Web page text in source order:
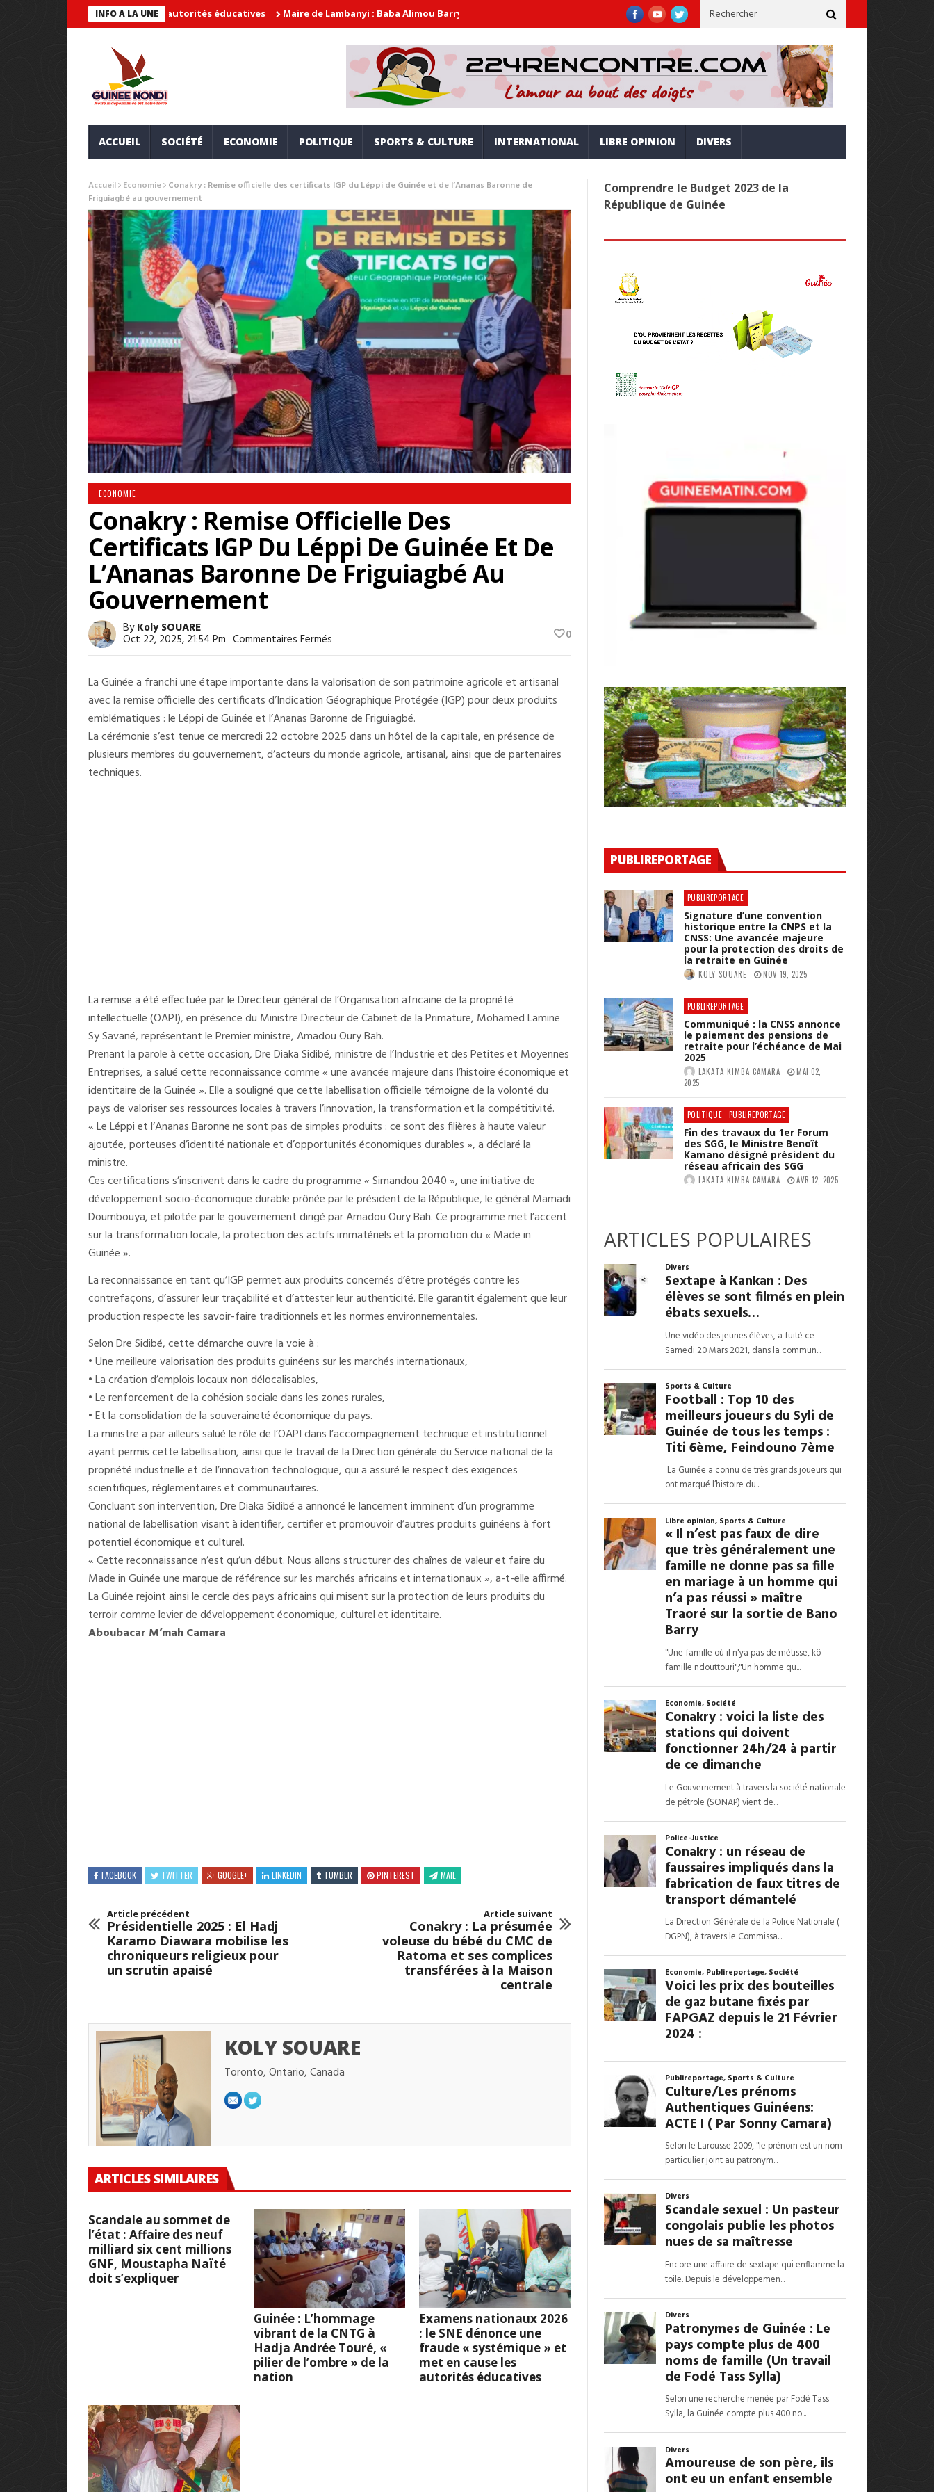
INFO A LA UNE
» et met en cause les autorités éducatives Maire de Lambanyi : Baba Alimou Barry promet une gouvernance moderne, inclusive et alignée sur la vision Simandou 2040 Administration publique :
ACCUEIL SOCIÉTÉ ECONOMIE POLITIQUE SPORTS & CULTURE INTERNATIONAL LIBRE OPINION DIVERS
Accueil Economie Conakry : Remise officielle des certificats IGP du Léppi de Guinée et de l’Ananas Baronne de
Friguiagbé au gouvernement
ECONOMIE
Conakry : Remise Officielle Des
Certificats IGP Du Léppi De Guinée Et De
L’Ananas Baronne De Friguiagbé Au
Gouvernement
ByKoly SOUARE
Oct 22, 2025, 21:54 Pm Commentaires Fermés
:
Officielle
Des
Certificats
IGP
Du
Léppi
De
Guinée
0
La Guinée a franchi une étape importante dans la valorisation de son patrimoine agricole et artisanal
avec la remise officielle des certificats d’Indication Géographique Protégée (IGP) pour deux produits
emblématiques : le Léppi de Guinée et l’Ananas Baronne de Friguiagbé.
La cérémonie s’est tenue ce mercredi 22 octobre 2025 dans un hôtel de la capitale, en présence de
plusieurs membres du gouvernement, d’acteurs du monde agricole, artisanal, ainsi que de partenaires
techniques.
La remise a été effectuée par le Directeur général de l’Organisation africaine de la propriété
intellectuelle (OAPI), en présence du Ministre Directeur de Cabinet de la Primature, Mohamed Lamine
Sy Savané, représentant le Premier ministre, Amadou Oury Bah.
Prenant la parole à cette occasion, Dre Diaka Sidibé, ministre de l’Industrie et des Petites et Moyennes
Entreprises, a salué cette reconnaissance comme « une avancée majeure dans l’histoire économique et
identitaire de la Guinée ». Elle a souligné que cette labellisation officielle témoigne de la volonté du
pays de valoriser ses ressources locales à travers l’innovation, la transformation et la compétitivité.
« Le Léppi et l’Ananas Baronne ne sont pas de simples produits : ce sont des filières à haute valeur
ajoutée, porteuses d’identité nationale et d’opportunités économiques durables », a déclaré la
ministre.
Ces certifications s’inscrivent dans le cadre du programme « Simandou 2040 », une initiative de
développement socio-économique durable prônée par le président de la République, le général Mamadi
Doumbouya, et pilotée par le gouvernement dirigé par Amadou Oury Bah. Ce programme met l’accent
sur la transformation locale, la protection des actifs immatériels et la promotion du « Made in
Guinée ».
La reconnaissance en tant qu’IGP permet aux produits concernés d’être protégés contre les
contrefaçons, d’assurer leur traçabilité et d’attester leur authenticité. Elle garantit également que leur
production respecte les savoir-faire traditionnels et les normes environnementales.
Selon Dre Sidibé, cette démarche ouvre la voie à :
• Une meilleure valorisation des produits guinéens sur les marchés internationaux,
• La création d’emplois locaux non délocalisables,
• Le renforcement de la cohésion sociale dans les zones rurales,
• Et la consolidation de la souveraineté économique du pays.
La ministre a par ailleurs salué le rôle de l’OAPI dans l’accompagnement technique et institutionnel
ayant permis cette labellisation, ainsi que le travail de la Direction générale du Service national de la
propriété industrielle et de l’innovation technologique, qui a assuré le respect des exigences
scientifiques, réglementaires et communautaires.
Concluant son intervention, Dre Diaka Sidibé a annoncé le lancement imminent d’un programme
national de labellisation visant à identifier, certifier et promouvoir d’autres produits guinéens à fort
potentiel économique et culturel.
« Cette reconnaissance n’est qu’un début. Nous allons structurer des chaînes de valeur et faire du
Made in Guinée une marque de référence sur les marchés africains et internationaux », a-t-elle affirmé.
La Guinée rejoint ainsi le cercle des pays africains qui misent sur la protection de leurs produits du
terroir comme levier de développement économique, culturel et identitaire.
Aboubacar M’mah Camara
FACEBOOK TWITTER GOOGLE+ LINKEDIN TUMBLR PINTEREST MAIL
Article précédent
Présidentielle 2025 : El Hadj
Karamo Diawara mobilise les
chroniqueurs religieux pour
un scrutin apaisé
Article suivant
Conakry : La présumée
voleuse du bébé du CMC de
Ratoma et ses complices
transférées à la Maison
centrale
KOLY SOUARE
Toronto, Ontario, Canada
ARTICLES SIMILAIRES
Scandale au sommet de
l’état : Affaire des neuf
milliard six cent millions
GNF, Moustapha Naïté
doit s’expliquer
Guinée : L’hommage
vibrant de la CNTG à
Hadja Andrée Touré, «
pilier de l’ombre » de la
nation
Examens nationaux 2026
: le SNE dénonce une
fraude « systémique » et
met en cause les
autorités éducatives
Comprendre le Budget 2023 de la
République de Guinée
PUBLIREPORTAGE
PUBLIREPORTAGE
Signature d’une convention
historique entre la CNPS et la
CNSS: Une avancée majeure
pour la protection des droits de
la retraite en Guinée
KOLY SOUARE NOV 19, 2025
PUBLIREPORTAGE
Communiqué : la CNSS annonce
le paiement des pensions de
retraite pour l’échéance de Mai
2025
LAKATA KIMBA CAMARA
MAI 02,
2025
POLITIQUE PUBLIREPORTAGE
Fin des travaux du 1er Forum
des SGG, le Ministre Benoît
Kamano désigné président du
réseau africain des SGG
LAKATA KIMBA CAMARA AVR 12, 2025
ARTICLES POPULAIRES